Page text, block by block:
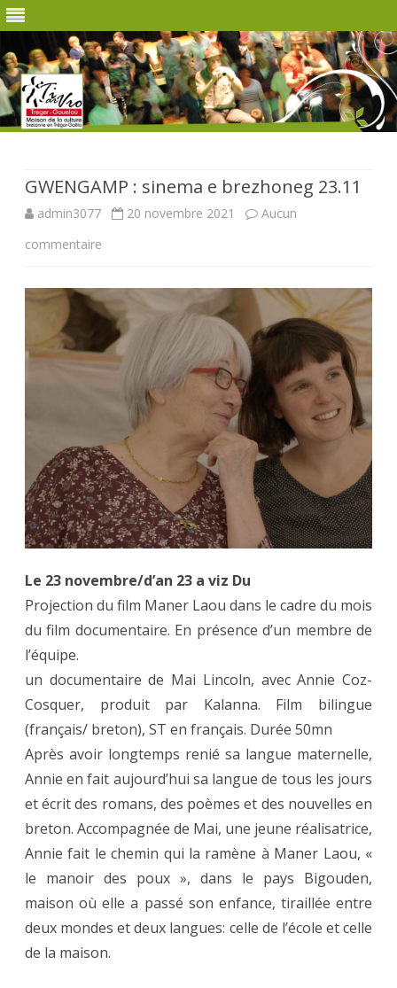
GWENGAMP : sinema e brezhoneg 23.11
admin3077 20 novembre 2021
Aucun
commentaire
:
sinema
e
brezhoneg
Le 23 novembre/d’an 23 a viz Du
Projection du film Maner Laou dans le cadre du mois
du film documentaire. En présence d’un membre de
l’équipe.
un documentaire de Mai Lincoln, avec Annie Coz-
Cosquer, produit par Kalanna. Film bilingue
(français/ breton), ST en français. Durée 50mn
Après avoir longtemps renié sa langue maternelle,
Annie en fait aujourd’hui sa langue de tous les jours
et écrit des romans, des poèmes et des nouvelles en
breton. Accompagnée de Mai, une jeune réalisatrice,
Annie fait le chemin qui la ramène à Maner Laou, «
le manoir des poux », dans le pays Bigouden,
maison où elle a passé son enfance, tiraillée entre
deux mondes et deux langues: celle de l’école et celle
de la maison.